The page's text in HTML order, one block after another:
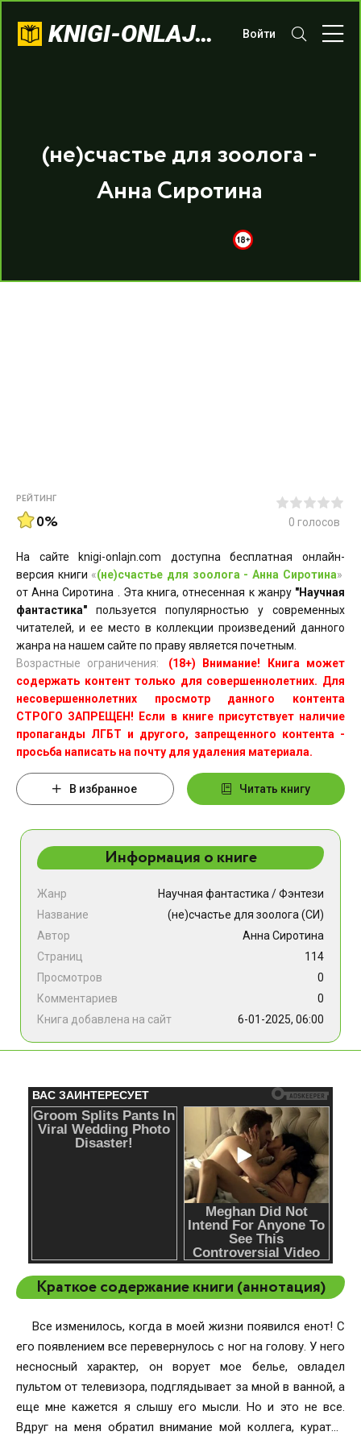
KNIGI-ONLAJN.COM Войти
(не)счастье для зоолога -
Анна Сиротина
РЕЙТИНГ
0% 0 голосов
На сайте knigi-onlajn.com доступна бесплатная онлайн-
версия книги «(не)счастье для зоолога - Анна Сиротина»
от Анна Сиротина . Эта книга, отнесенная к жанру "Научная
фантастика" пользуется популярностью у современных
читателей, и ее место в коллекции произведений данного
жанра на нашем сайте по праву является почетным.
Возрастные ограничения:
(18+) Внимание! Книга может
содержать контент только для совершеннолетних. Для
несовершеннолетних просмотр данного контента
СТРОГО ЗАПРЕЩЕН! Если в книге присутствует наличие
пропаганды ЛГБТ и другого, запрещенного контента -
просьба написать на почту для удаления материала.
В избранное Читать книгу
Информация о книге
Жанр Научная фантастика /Фэнтези
Название
(не)счастье для зоолога (СИ)
Автор
Анна Сиротина
Страниц
114
Просмотров
0
Комментариев
0
Книга добавлена на сайт
6-01-2025, 06:00
Краткое содержание книги (аннотация)
Все изменилось, когда в моей жизни появился енот! С
его появлением все перевернулось с ног на голову. У него
несносный характер, он ворует мое белье, овладел
пультом от телевизора, подглядывает за мной в ванной, а
еще мне кажется я слышу его мысли. Но и это не все.
Вдруг на меня обратил внимание мой коллега, куратор